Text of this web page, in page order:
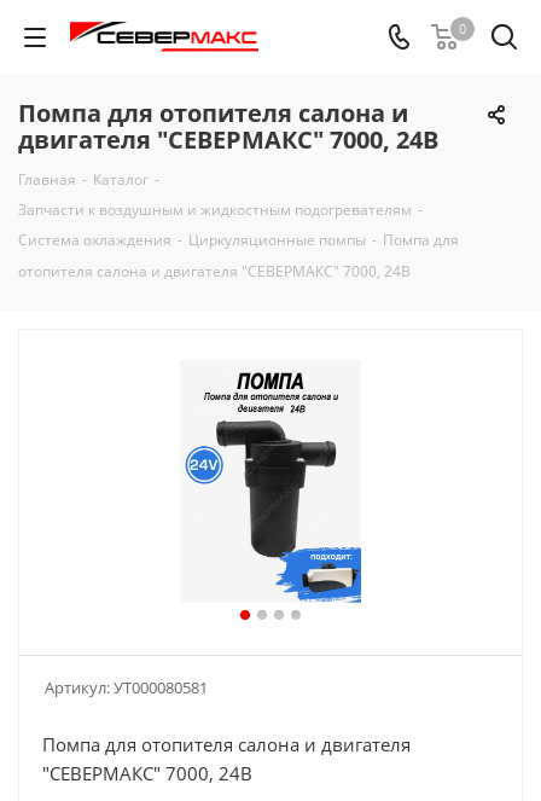
0
Помпа для отопителя салона и
двигателя "СЕВЕРМАКС" 7000, 24В
Главная - Каталог -
Запчасти к воздушным и жидкостным подогревателям -
Система охлаждения - Циркуляционные помпы - Помпа для
отопителя салона и двигателя "СЕВЕРМАКС" 7000, 24В
Артикул:УТ000080581
Помпа для отопителя салона и двигателя
"СЕВЕРМАКС" 7000, 24В